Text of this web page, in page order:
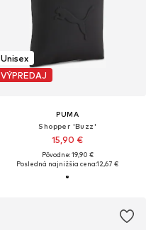
Unisex
VÝPREDAJ
PUMA
Shopper 'Buzz'
15,90 €
Pôvodne: 19,90 €
Posledná najnižšia cena:12,67 €